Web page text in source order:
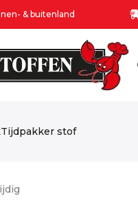
& buitenland
Tijdpakker stof